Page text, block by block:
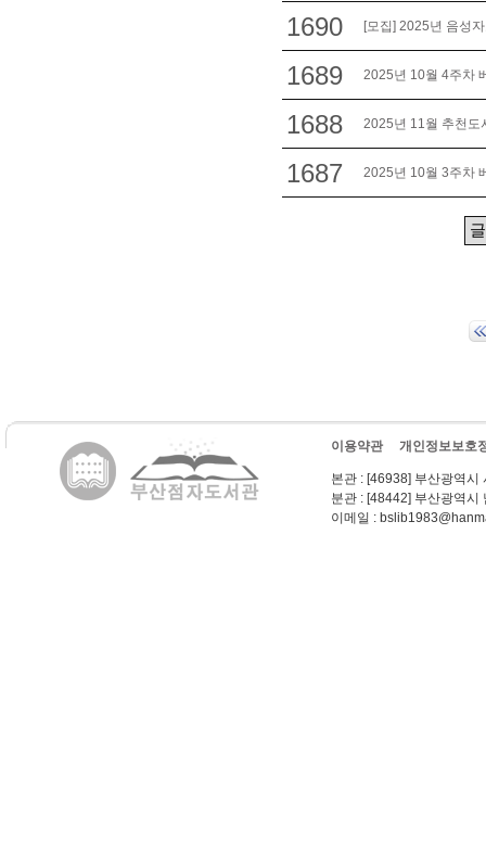
1690 [모집] 2025년 음성
1689 2025년 10월 4주차
1688 2025년 11월 추천도
1687 2025년 10월 3주차
이용약관 개인정보보호
본관 : [46938] 부산광역
분관 : [48442] 부산광역
이메일 :